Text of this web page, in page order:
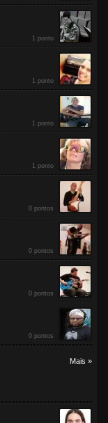
1 ponto
1 ponto
1 ponto
1 ponto
0 pontos
0 pontos
0 pontos
0 pontos
Mais »